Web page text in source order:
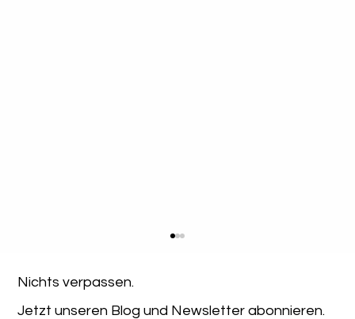
Jetzt unseren Blog und Newsletter abonnieren.